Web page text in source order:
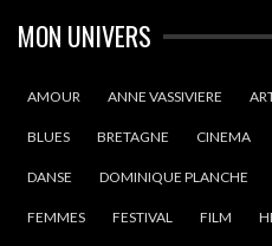
MON UNIVERS
AMOUR ANNE VASSIVIERE
BLUES BRETAGNE CINEMA
DANSE DOMINIQUE PLANCHE
FEMMES FESTIVAL FILM